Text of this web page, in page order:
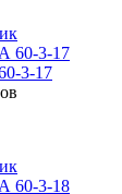
3-17